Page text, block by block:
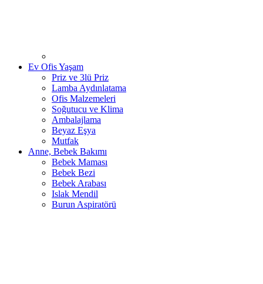
Ev Ofis Yaşam
Priz ve 3lü Priz
Lamba Aydınlatama
Ofis Malzemeleri
Soğutucu ve Klima
Ambalajlama
Beyaz Eşya
Mutfak
Anne, Bebek Bakımı
Bebek Maması
Bebek Bezi
Bebek Arabası
Islak Mendil
Burun Aspiratörü